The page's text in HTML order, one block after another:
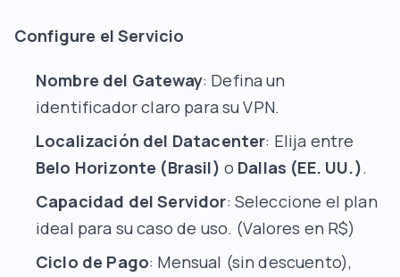
Configure el Servicio
Nombre del Gateway: Defina un
identificador claro para su VPN.
Localización del Datacenter: Elija entre
Belo Horizonte (Brasil) o Dallas (EE. UU.).
Capacidad del Servidor: Seleccione el plan
ideal para su caso de uso. (Valores en R$)
Ciclo de Pago: Mensual (sin descuento),